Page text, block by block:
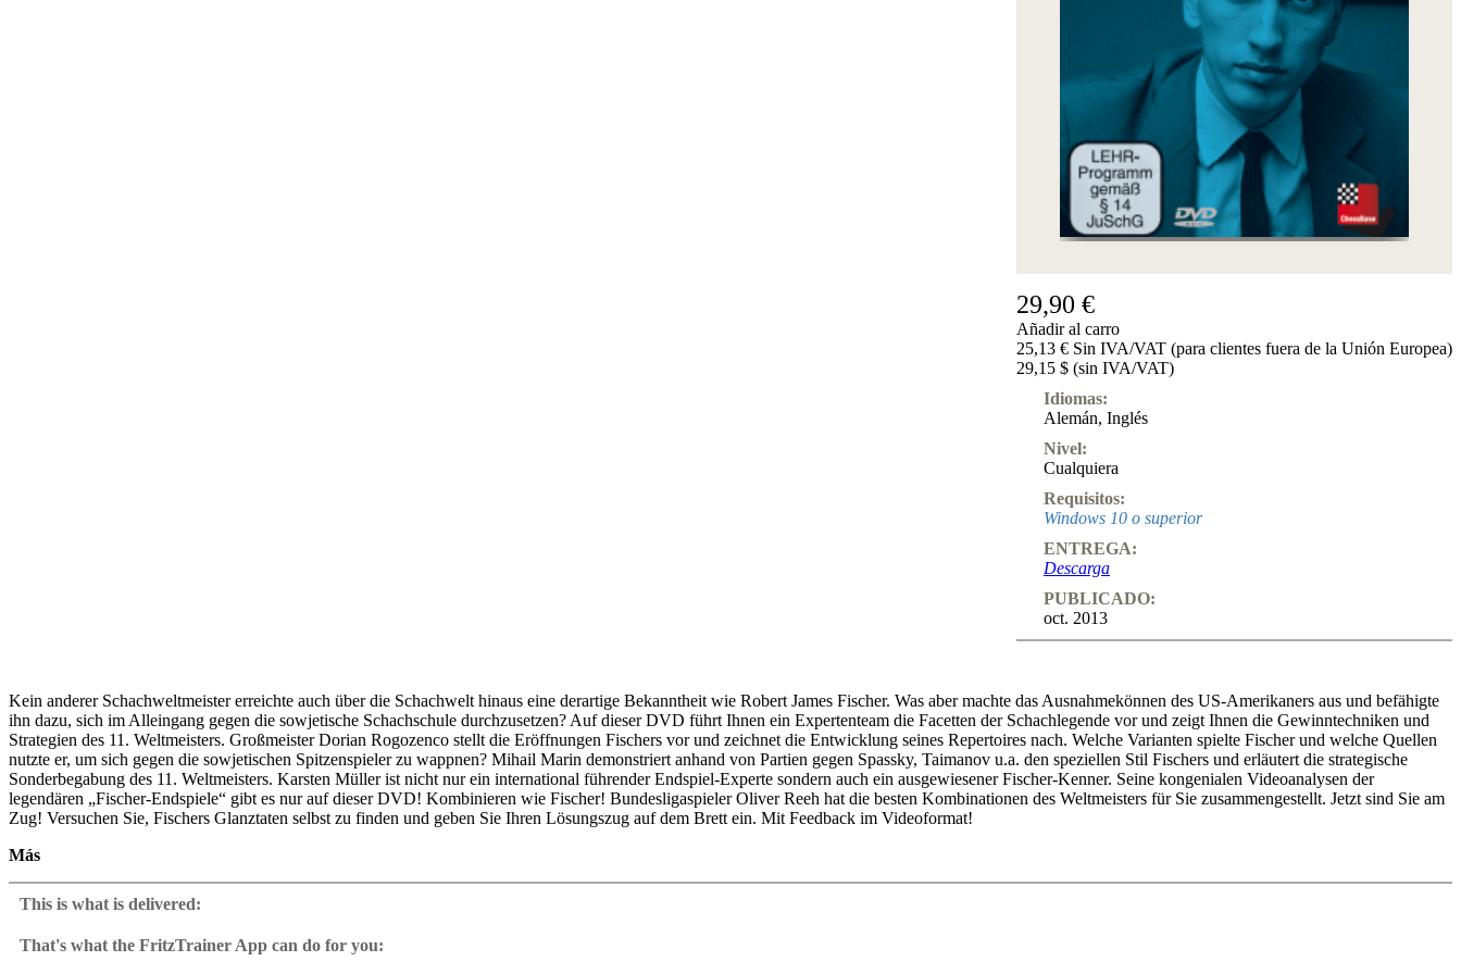
29,90 €
Añadir al carro
25,13 € Sin IVA/VAT (para clientes fuera de la Unión Europea)
29,15 $ (sin IVA/VAT)
Idiomas:
Alemán, Inglés
Nivel:
Cualquiera
Requisitos:
Windows 10 o superior
ENTREGA:
Descarga
PUBLICADO:
oct. 2013
Kein anderer Schachweltmeister erreichte auch über die Schachwelt hinaus eine derartige Bekanntheit wie Robert James Fischer. Was aber machte das Ausnahmekönnen des US-Amerikaners aus und befähigte
ihn dazu, sich im Alleingang gegen die sowjetische Schachschule durchzusetzen? Auf dieser DVD führt Ihnen ein Expertenteam die Facetten der Schachlegende vor und zeigt Ihnen die Gewinntechniken und
Strategien des 11. Weltmeisters. Großmeister Dorian Rogozenco stellt die Eröffnungen Fischers vor und zeichnet die Entwicklung seines Repertoires nach. Welche Varianten spielte Fischer und welche Quellen
nutzte er, um sich gegen die sowjetischen Spitzenspieler zu wappnen? Mihail Marin demonstriert anhand von Partien gegen Spassky, Taimanov u.a. den speziellen Stil Fischers und erläutert die strategische
Sonderbegabung des 11. Weltmeisters. Karsten Müller ist nicht nur ein international führender Endspiel-Experte sondern auch ein ausgewiesener Fischer-Kenner. Seine kongenialen Videoanalysen der
legendären „Fischer-Endspiele“ gibt es nur auf dieser DVD! Kombinieren wie Fischer! Bundesligaspieler Oliver Reeh hat die besten Kombinationen des Weltmeisters für Sie zusammengestellt. Jetzt sind Sie am
Zug! Versuchen Sie, Fischers Glanztaten selbst zu finden und geben Sie Ihren Lösungszug auf dem Brett ein. Mit Feedback im Videoformat!
• Alle Fischer-Partien, Tabellen, Hintergrundwissen, Kurzbiographie
• Taktik-Training: 100 Fischer-Partien mit Trainingsfragen
Más
This is what is delivered:
Fritztrainer App for Windows
That's what the FritzTrainer App can do for you:
Suscripciones
Otros
Ludwig
Boutique
Bonos
de
regalo